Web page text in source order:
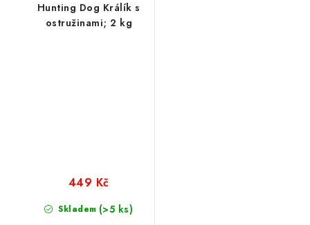
Hunting Dog Králík s
ostružinami; 2 kg
Skladem (>5 ks)
449 Kč